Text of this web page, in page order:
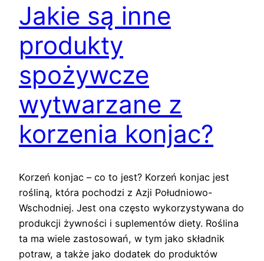
Jakie są inne
produkty
spożywcze
wytwarzane z
korzenia konjac?
Korzeń konjac – co to jest? Korzeń konjac jest
rośliną, która pochodzi z Azji Południowo-
Wschodniej. Jest ona często wykorzystywana do
produkcji żywności i suplementów diety. Roślina
ta ma wiele zastosowań, w tym jako składnik
potraw, a także jako dodatek do produktów